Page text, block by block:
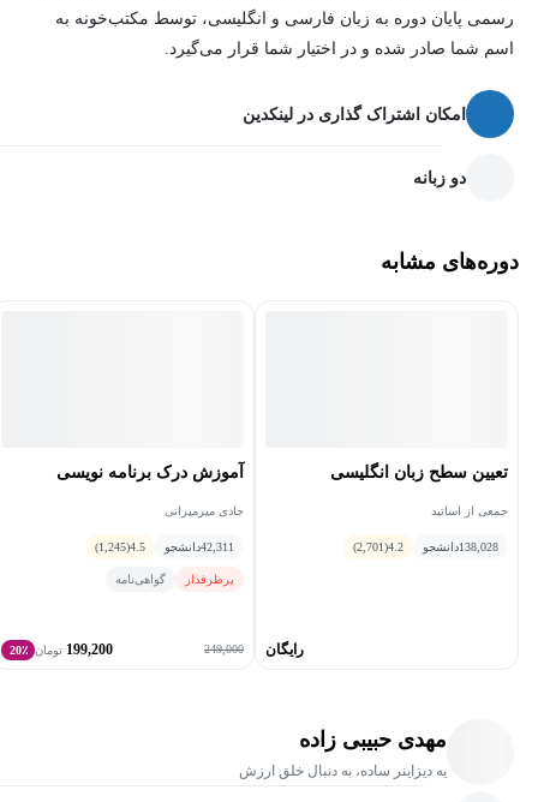
فصل دوم: هوش مصنوعی، دستیار جدید طراح‌ها
هوش مصنوعی حالا دیگه فقط یه تکنولوژی آینده‌نگرانه نیست؛ تو
ساخت تصویر، اصلاح متن، یا حتی کمک در طراحی استفاده کنیم.
نکته مهم اینه که فیگما فقط یه ابزار نیست؛ یه شیوه تفکر درباره‌ی
طراحی دیجیتال رو هم بهتون یاد می‌ده. خروجی شما فقط یک
تصویر نیست، بلکه یک تجربه کاربری دقیق و کاربردی خواهد بود.
رسمی پایان دوره به زبان فارسی و انگلیسی، توسط مکتب‌خونه به
اسم شما صادر شده و در اختیار شما قرار می‌گیرد.
امکان اشتراک گذاری در لینکدین
دو زبانه
دوره‌های مشابه
تعیین سطح زبان انگلیسی
جمعی از اساتید
138,028دانشجو 4.2
(2,701)
رایگان
آموزش درک برنامه نویسی
جادی میرمیرانی
42,311دانشجو 4.5
(1,245)
پرطرفدار گواهی‌نامه
249,000
199,200 تومان 20٪
مهدی حبیبی‌ زاده
یه دیزاینر ساده، به دنبال خلق ارزش